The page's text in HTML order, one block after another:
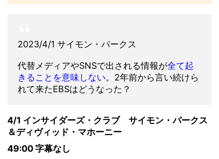
2023/4/1 サイモン・パークス
代替メディアやSNSで出される情報が全て起
きることを意味しない。2年前から言い続けら
れて来たEBSはどうなった？
4/1 インサイダーズ・クラブ サイモン・パークス
＆ディヴィッド・マホーニー
49:00 字幕なし